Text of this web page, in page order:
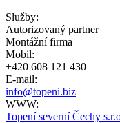
Služby:
Autorizovaný partner
Montážní firma
Mobil:
+420 608 121 430
E-mail:
info@topeni.biz
WWW:
Topení severní Čechy